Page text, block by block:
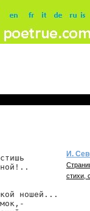
ношей...
И.
стихи,